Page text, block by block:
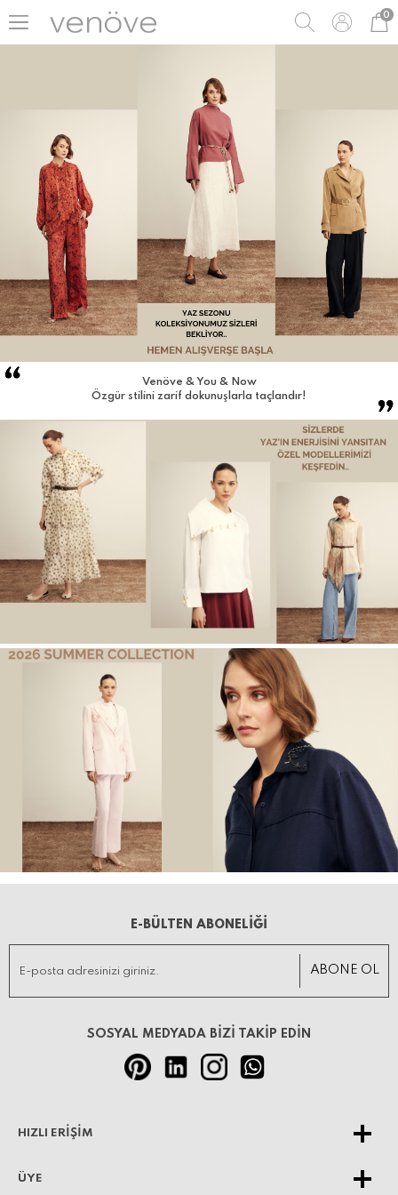
0
Venöve & You & Now
Özgür stilini zarif dokunuşlarla taçlandır!
E-BÜLTEN ABONELİĞİ
SOSYAL MEDYADA BİZİ TAKİP EDİN
HIZLI ERIŞIM
ÜYE